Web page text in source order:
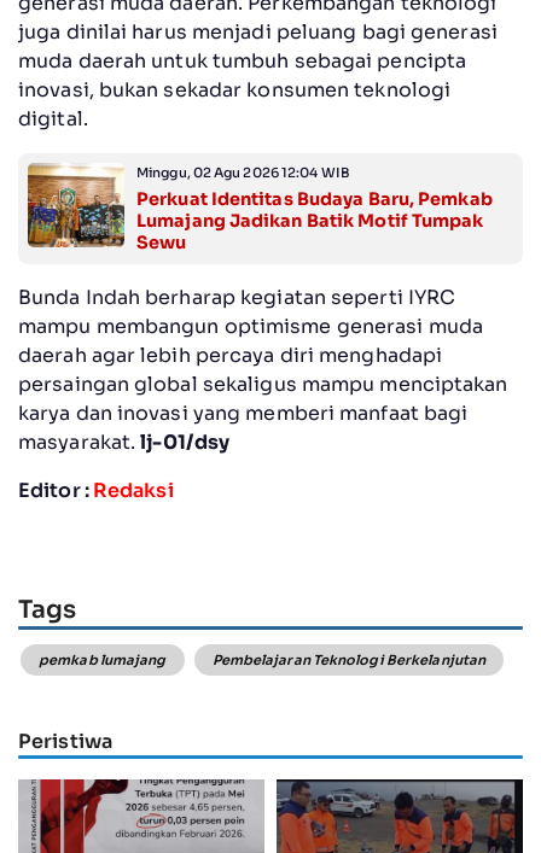
juga dinilai harus menjadi peluang bagi generasi
muda daerah untuk tumbuh sebagai pencipta
inovasi, bukan sekadar konsumen teknologi
digital.
Minggu, 02 Agu 2026 12:04 WIB
Perkuat Identitas Budaya Baru, Pemkab
Lumajang Jadikan Batik Motif Tumpak
Sewu
Bunda Indah berharap kegiatan seperti IYRC
mampu membangun optimisme generasi muda
daerah agar lebih percaya diri menghadapi
persaingan global sekaligus mampu menciptakan
karya dan inovasi yang memberi manfaat bagi
masyarakat.lj-01/dsy
Editor :Redaksi
Tags
pemkab lumajang Pembelajaran Teknologi Berkelanjutan
Peristiwa